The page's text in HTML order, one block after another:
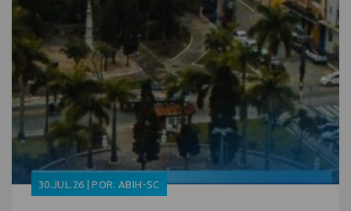
30.JUL.26 | POR: ABIH-SC